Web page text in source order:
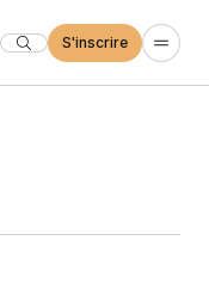
S'inscrire